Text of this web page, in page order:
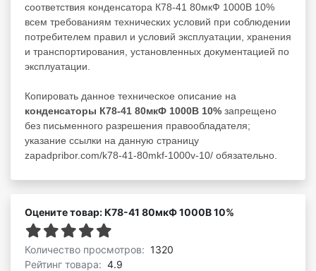
соответствия конденсатора К78-41 80мкФ 1000В 10%
всем требованиям технических условий при соблюдении
потребителем правил и условий эксплуатации, хранения
и транспортирования, установленных документацией по
эксплуатации.
Копировать данное техническое описание на
конденсаторы К78-41 80мкФ 1000В 10% запрещено
без письменного разрешения правообладателя;
указание ссылки на данную страницу
zapadpribor.com/k78-41-80mkf-1000v-10/ обязательно.
Оцените товар: К78-41 80мкФ 1000В 10%
Количество просмотров: 1320
Рейтинг товара: 4.9